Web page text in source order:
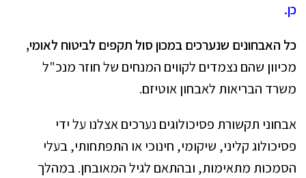
כן.
כל האבחונים שנערכים במכון סול תקפים לביטוח לאומי,
מכיוון שהם נצמדים לקווים המנחים של חוזר מנכ"ל
משרד הבריאות לאבחון אוטיזם.
אבחוני תקשורת פסיכולוגים נערכים אצלנו על ידי
פסיכולוג קליני, שיקומי, חינוכי או התפתחותי, בעלי
הסמכות מתאימות, ובהתאם לגיל המאובחן. במהלך